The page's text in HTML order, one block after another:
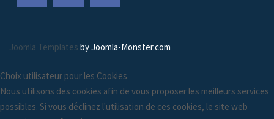
Joomla Templates by Joomla-Monster.com
Choix utilisateur pour les Cookies
Nous utilisons des cookies afin de vous proposer les meilleurs services
possibles. Si vous déclinez l'utilisation de ces cookies, le site web